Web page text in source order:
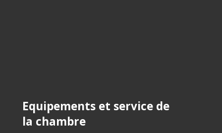
Equipements et service de
la chambre